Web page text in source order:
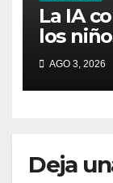
La IA
los
retos
digital
AGO 3, 2026
Deja